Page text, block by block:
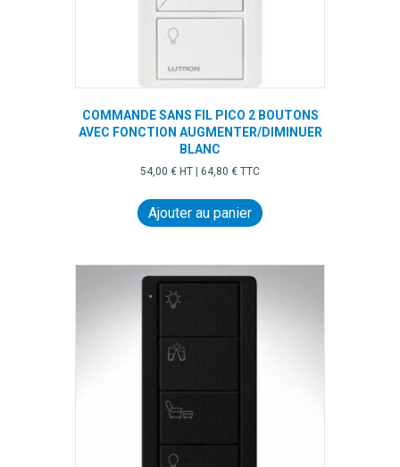
COMMANDE SANS FIL PICO 2 BOUTONS
AVEC FONCTION AUGMENTER/DIMINUER
BLANC
54,00 € HT | 64,80 € TTC
Ajouter au panier